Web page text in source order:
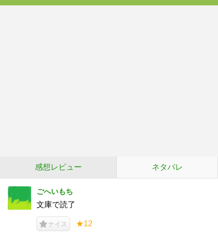
感想レビュー ネタバレ
ごへいもち
文庫で読了
ナイス ★12